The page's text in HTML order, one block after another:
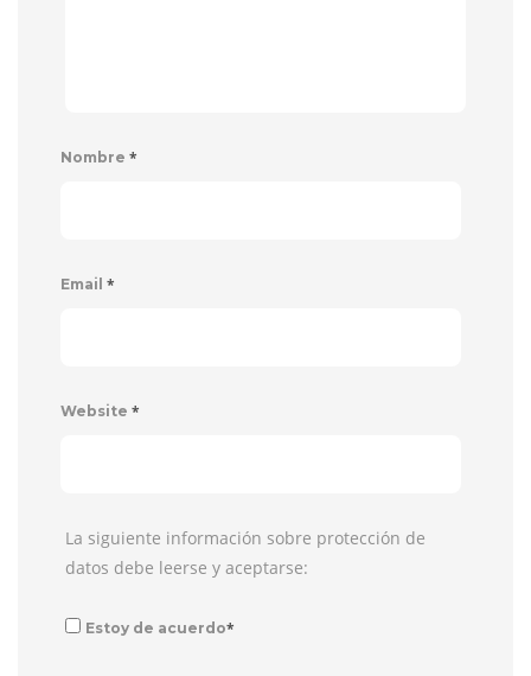
Nombre *
Email *
Website *
La siguiente información sobre protección de
datos debe leerse y aceptarse:
Estoy de acuerdo*